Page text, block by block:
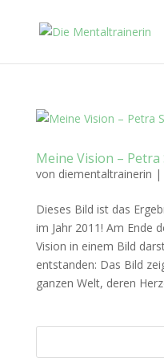
Meine Vision –
von diementaltrainerin |
Dieses Bild ist das
im Jahr 2011! Am Ende
Vision in einem Bild
entstanden: Das Bild
ganzen Welt, deren